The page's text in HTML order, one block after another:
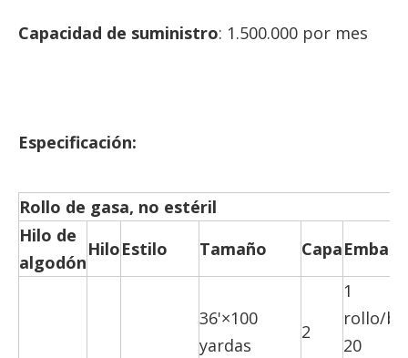
Capacidad de suministro: 1.500.000 por mes
Especificación:
Rollo de gasa, no estéril
Hilo de
algodón
HiloEstilo Tamaño Capa
36'×100
yardas
2
1
rollo/
20